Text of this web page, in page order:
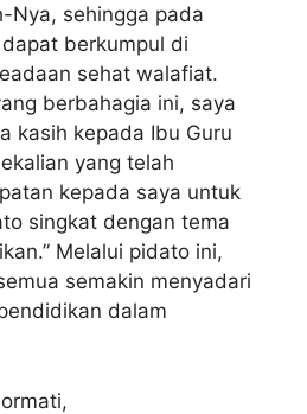
Nya, sehingga pada
berkumpul di
sehat walafiat.
berbahagia ini, saya
kasih kepada Ibu Guru
yang telah
kepada saya untuk
singkat dengan tema
Melalui pidato ini,
semakin menyadari
dalam